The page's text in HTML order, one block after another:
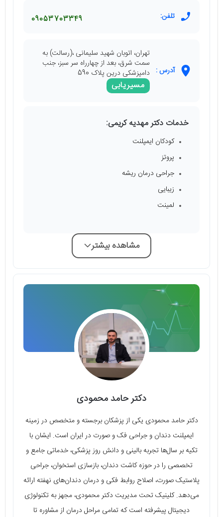
تلفن: 09053703349
آدرس :
تهران، اتوبان شهید سلیمانی ،(رسالت) به
سمت شرق، بعد از چهارراه سر سبز، جنب
دامپزشکی درین پلاک 590
مسیریابی
خدمات دکتر مهدیه کریمی:
کودکان ایمپلنت
پروتز
جراحی درمان ریشه
زیبایی
لمینت
مشاهده بیشتر
دکتر حامد محمودی
دکتر حامد محمودی یکی از پزشکان برجسته و متخصص در زمینه‌
ایمپلنت دندان و جراحی فک و صورت در ایران است. ایشان با
تکیه بر سال‌ها تجربه بالینی و دانش روز پزشکی، خدماتی جامع و
تخصصی را در حوزه‌ کاشت دندان، بازسازی استخوان، جراحی
پلاستیک صورت، اصلاح روابط فکی و درمان دندان‌های نهفته ارائه
می‌دهد. کلینیک تحت مدیریت دکتر محمودی، مجهز به تکنولوژی
دیجیتال پیشرفته است که تمامی مراحل درمان از مشاوره تا